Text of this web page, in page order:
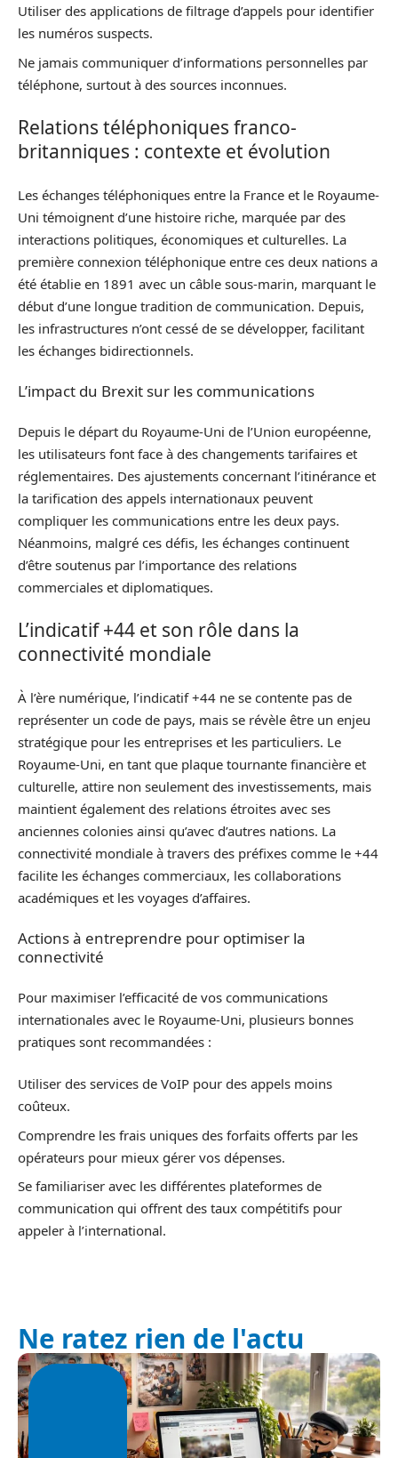
Utiliser des applications de filtrage d’appels pour identifier
les numéros suspects.
Ne jamais communiquer d’informations personnelles par
téléphone, surtout à des sources inconnues.
Relations téléphoniques franco-
britanniques : contexte et évolution
Les échanges téléphoniques entre la France et le Royaume-
Uni témoignent d’une histoire riche, marquée par des
interactions politiques, économiques et culturelles. La
première connexion téléphonique entre ces deux nations a
été établie en 1891 avec un câble sous-marin, marquant le
début d’une longue tradition de communication. Depuis,
les infrastructures n’ont cessé de se développer, facilitant
les échanges bidirectionnels.
L’impact du Brexit sur les communications
Depuis le départ du Royaume-Uni de l’Union européenne,
les utilisateurs font face à des changements tarifaires et
réglementaires. Des ajustements concernant l’itinérance et
la tarification des appels internationaux peuvent
compliquer les communications entre les deux pays.
Néanmoins, malgré ces défis, les échanges continuent
d’être soutenus par l’importance des relations
commerciales et diplomatiques.
L’indicatif +44 et son rôle dans la
connectivité mondiale
À l’ère numérique, l’indicatif +44 ne se contente pas de
représenter un code de pays, mais se révèle être un enjeu
stratégique pour les entreprises et les particuliers. Le
Royaume-Uni, en tant que plaque tournante financière et
culturelle, attire non seulement des investissements, mais
maintient également des relations étroites avec ses
anciennes colonies ainsi qu’avec d’autres nations. La
connectivité mondiale à travers des préfixes comme le +44
facilite les échanges commerciaux, les collaborations
académiques et les voyages d’affaires.
Actions à entreprendre pour optimiser la
connectivité
Pour maximiser l’efficacité de vos communications
internationales avec le Royaume-Uni, plusieurs bonnes
pratiques sont recommandées :
Utiliser des services de VoIP pour des appels moins
coûteux.
Comprendre les frais uniques des forfaits offerts par les
opérateurs pour mieux gérer vos dépenses.
Se familiariser avec les différentes plateformes de
communication qui offrent des taux compétitifs pour
appeler à l’international.
Ne ratez rien de l'actu